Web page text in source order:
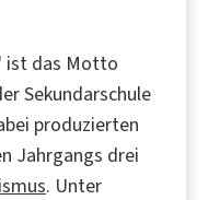
ist das Motto
Sekundarschule
produzierten
Jahrgangs drei
. Unter